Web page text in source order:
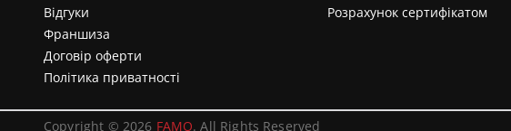
Відгуки
Франшиза
Договір оферти
Політика приватності
Розрахунок сертифікатом
Copyright © 2026 FAMO. All Rights Reserved